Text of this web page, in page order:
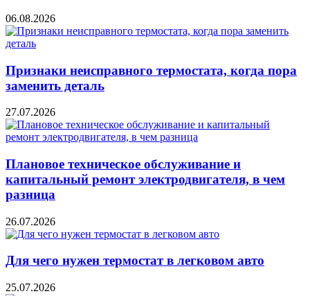
06.08.2026
Признаки неисправного термостата, когда пора
заменить деталь
27.07.2026
Плановое техническое обслуживание и
капитальный ремонт электродвигателя, в чем
разница
26.07.2026
Для чего нужен термостат в легковом авто
25.07.2026